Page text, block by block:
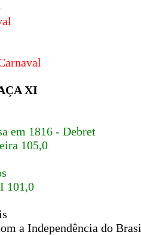
XI
em 1816 - Debret
105,0
101,0
a Independência do